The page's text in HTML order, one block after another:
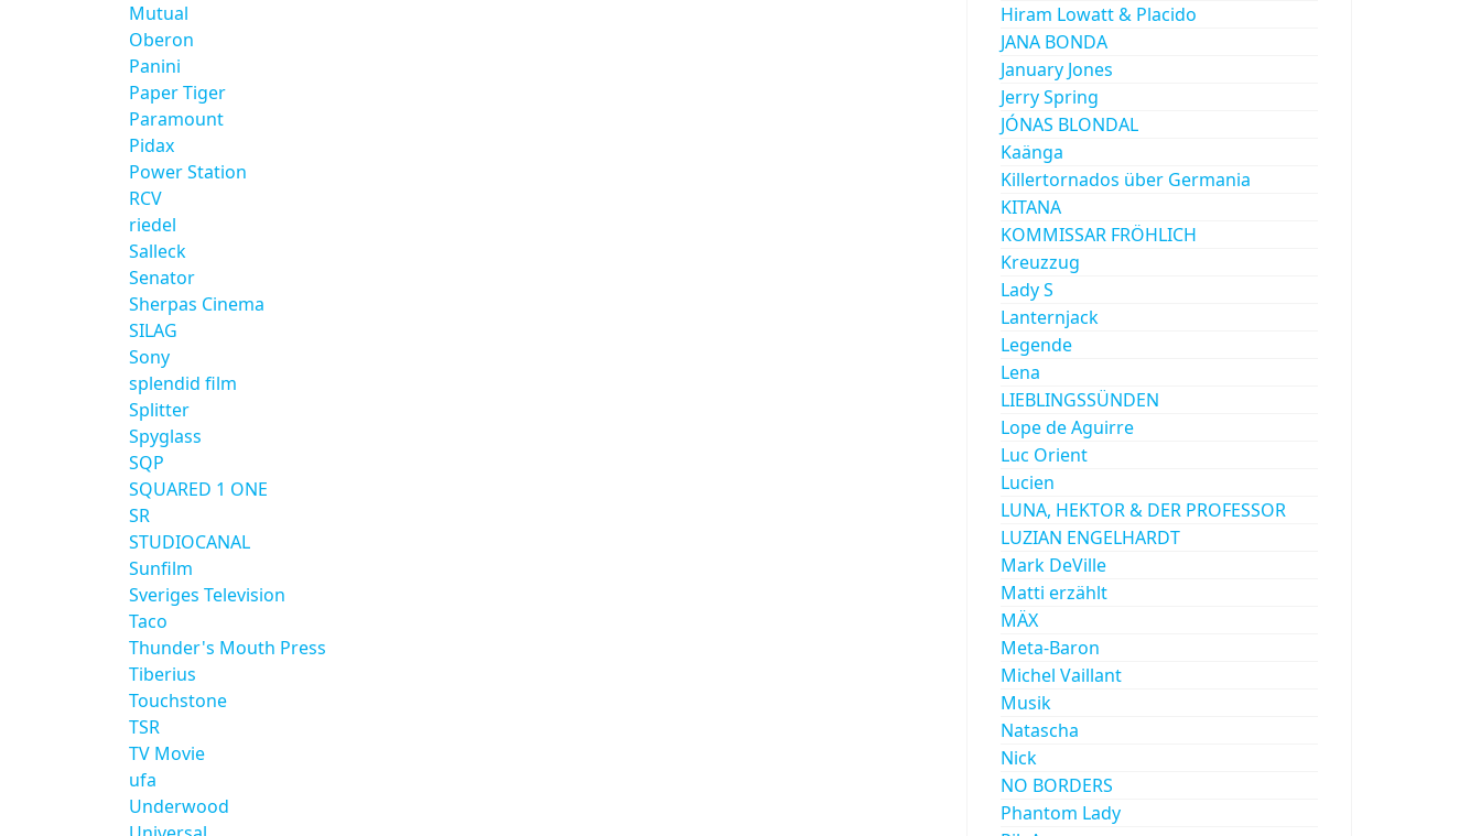
Mutual
Oberon
Panini
Paper Tiger
Paramount
Pidax
Power Station
RCV
riedel
Salleck
Senator
Sherpas Cinema
SILAG
Sony
splendid film
Splitter
Spyglass
SQP
SQUARED 1 ONE
SR
STUDIOCANAL
Sunfilm
Sveriges Television
Taco
Thunder's Mouth Press
Tiberius
Touchstone
TSR
TV Movie
ufa
Underwood
Hiram Lowatt & Placido
JANA BONDA
January Jones
Jerry Spring
JÓNAS BLONDAL
Kaänga
Killertornados über Germania
KITANA
KOMMISSAR FRÖHLICH
Kreuzzug
Lady S
Lanternjack
Legende
Lena
LIEBLINGSSÜNDEN
Lope de Aguirre
Luc Orient
Lucien
LUNA, HEKTOR & DER PROFESSOR
LUZIAN ENGELHARDT
Mark DeVille
Matti erzählt
MÄX
Meta-Baron
Michel Vaillant
Musik
Natascha
Nick
NO BORDERS
Phantom Lady